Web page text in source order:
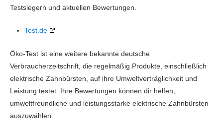
Testsiegern und aktuellen Bewertungen.
Test.de
Öko-Test ist eine weitere bekannte deutsche
Verbraucherzeitschrift, die regelmäßig Produkte, einschließlich
elektrische Zahnbürsten, auf ihre Umweltverträglichkeit und
Leistung testet. Ihre Bewertungen können dir helfen,
umweltfreundliche und leistungsstarke elektrische Zahnbürsten
auszuwählen.